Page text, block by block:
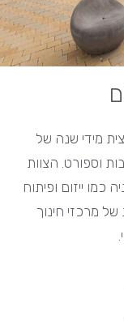
מידי שנה של
וספורט. הצוות
כמו ייזום ופיתוח
מרכזי חינוך